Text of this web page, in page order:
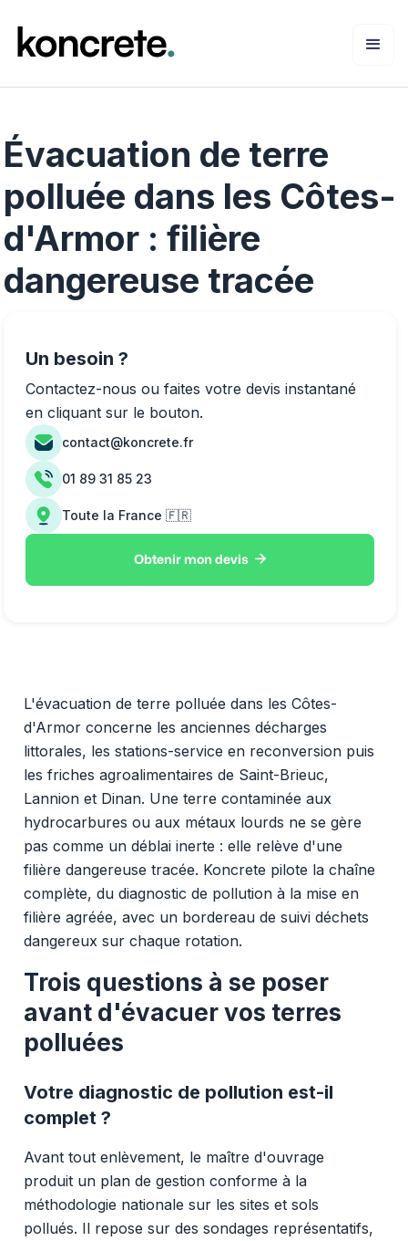
Évacuation de terre
polluée dans les Côtes-
d'Armor : filière
dangereuse tracée
L'évacuation de terre polluée dans les Côtes-
d'Armor concerne les anciennes décharges
littorales, les stations-service en reconversion puis
les friches agroalimentaires de Saint-Brieuc,
Lannion et Dinan. Une terre contaminée aux
hydrocarbures ou aux métaux lourds ne se gère
pas comme un déblai inerte : elle relève d'une
filière dangereuse tracée. Koncrete pilote la chaîne
complète, du diagnostic de pollution à la mise en
filière agréée, avec un bordereau de suivi déchets
dangereux sur chaque rotation.
Trois questions à se poser
avant d'évacuer vos terres
polluées
Votre diagnostic de pollution est-il
complet ?
Avant tout enlèvement, le maître d'ouvrage
produit un plan de gestion conforme à la
méthodologie nationale sur les sites et sols
pollués. Il repose sur des sondages représentatifs,
Un besoin ?
Contactez-nous ou faites votre devis instantané
en cliquant sur le bouton.
contact@koncrete.fr
01 89 31 85 23
Toute la France 🇫🇷
Obtenir mon devis 